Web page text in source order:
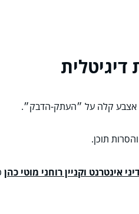
דיגיטלית
אצבע קלה על ״העתק-הדבק״.
תוכן.
אינטרנט וקניין רוחני מוטי כהן